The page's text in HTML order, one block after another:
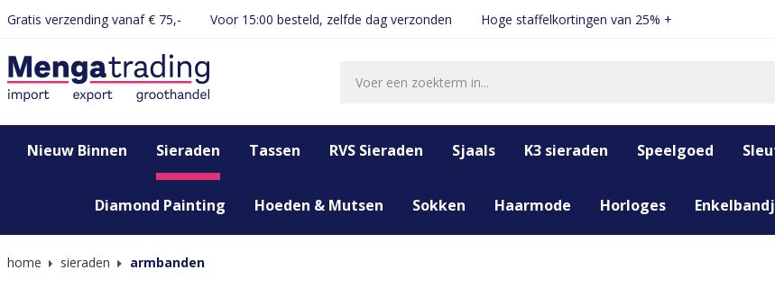
Ga naar de hoofdnavigatie
Gratis verzending vanaf € 75,- Voor 15:00 besteld, zelfde dag verzonden Hoge staffelkortingen van 25% +
Nieuw Binnen Sieraden Tassen RVS Sieraden Sjaals K3 sieraden Speelgoed
Diamond Painting Hoeden & Mutsen Sokken Haarmode Horloges
home sieraden armbanden